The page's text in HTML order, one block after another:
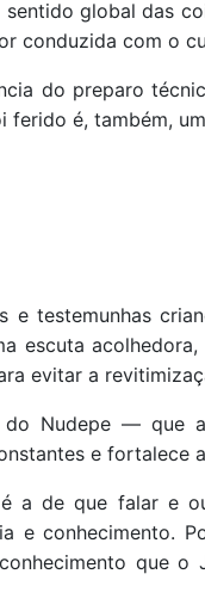
global das
conduzida com o
do preparo
é, também,
testemunhas
escuta
evitar a
Nudepe — que
e fortalece
a de que falar e
e conhecimento.
que o